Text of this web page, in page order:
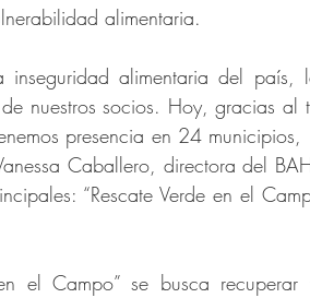
alimentaria.
inseguridad alimentaria del
nuestros socios. Hoy, gracias al
presencia en 24
Caballero, directora del
“Rescate Verde en el
el Campo” se busca recuperar